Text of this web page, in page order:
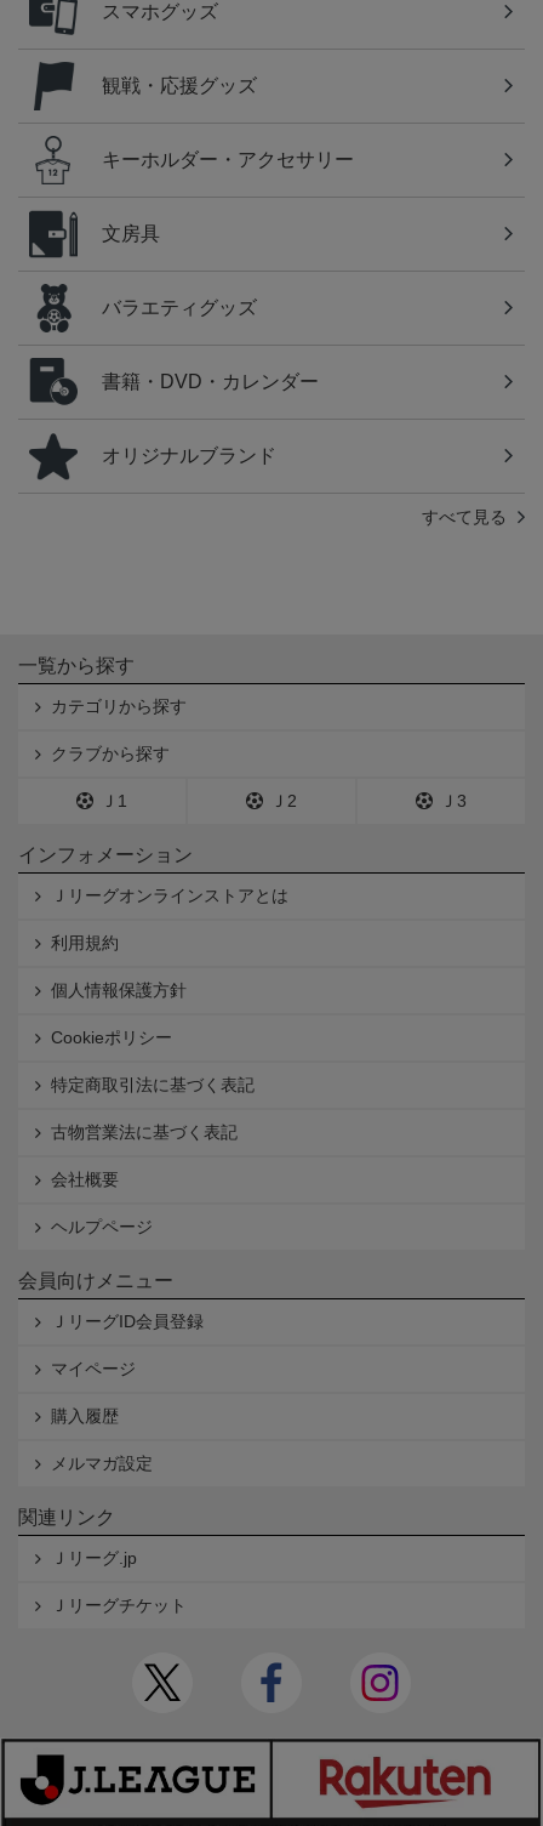
スマホグッズ
観戦・応援グッズ
キーホルダー・アクセサリー
文房具
バラエティグッズ
書籍・DVD・カレンダー
オリジナルブランド
すべて見る
一覧から探す
カテゴリから探す
クラブから探す
Ｊ1 Ｊ2 Ｊ3
インフォメーション
Ｊリーグオンラインストアとは
利用規約
個人情報保護方針
Cookieポリシー
特定商取引法に基づく表記
古物営業法に基づく表記
会社概要
ヘルプページ
会員向けメニュー
ＪリーグID会員登録
マイページ
購入履歴
メルマガ設定
関連リンク
Ｊリーグ.jp
Ｊリーグチケット